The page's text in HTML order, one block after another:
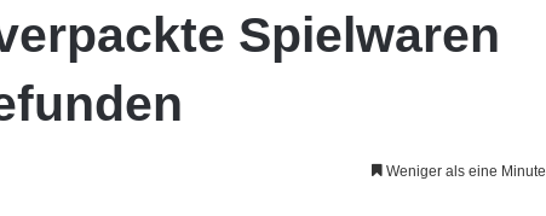
Spielwaren
Weniger als eine Minute